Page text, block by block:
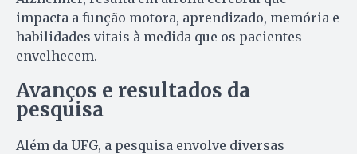
impacta a função motora, aprendizado, memória e
habilidades vitais à medida que os pacientes
envelhecem.
Avanços e resultados da
pesquisa
Além da UFG, a pesquisa envolve diversas